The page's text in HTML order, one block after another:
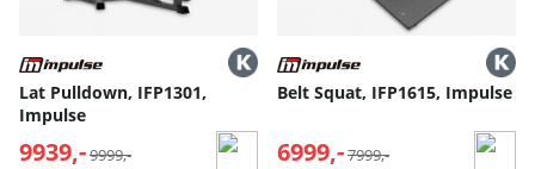
Lat Pulldown, IFP1301,
Impulse
9939,- Normalpris:
9999,-
Belt Squat, IFP1615, Impulse
6999,-Normalpris:
7999,-